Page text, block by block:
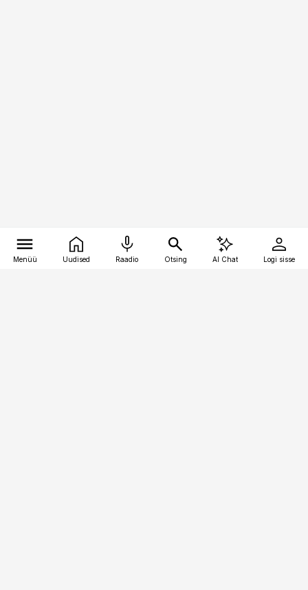
Menüü Uudised Raadio Otsing AI Chat Logi sisse